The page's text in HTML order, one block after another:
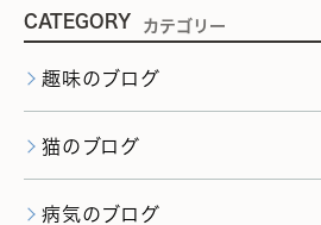
CATEGORY カテゴリー
趣味のブログ
猫のブログ
病気のブログ